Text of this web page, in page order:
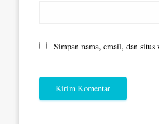
Simpan nama, email, dan situs